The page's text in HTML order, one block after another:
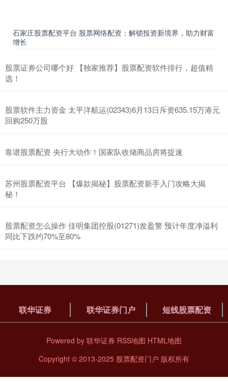
石家庄股票配资平台 股票网络配资：解锁投资新境界，助力财富
增长
股票证券公司哪个好 【独家推荐】股票配资软件排行，超值精
选！
股票软件主力资金 太平洋航运(02343)6月13日斥资635.15万港元
回购250万股
靠谱股票配资 央行大动作！国家队收储商品房将提速
苏州股票配资平台 【爆款揭秘】股票配资新手入门攻略大揭
秘！
股票配资怎么操作 佳明集团控股(01271)发盈警 预计年度净溢利
同比下跌约70%至80%
联华证券 联华证券门户 短线股票配资
Powered by 联华证券 RSS地图 HTML地图
Copyright © 2013-2025 股票配资门户 版权所有